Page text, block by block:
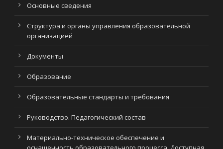
Основные сведения
Структура и органы управления образовательной
организацией
Документы
Образование
Образовательные стандарты и требования
Руководство. Педагогический состав
Материально-техническое обеспечение и